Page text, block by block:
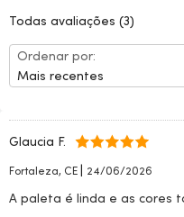
Todas avaliações (3)
Ordenar por:
Mais recentes
Glaucia F.
Fortaleza, CE | 24/06/2026
A paleta é linda e as cores